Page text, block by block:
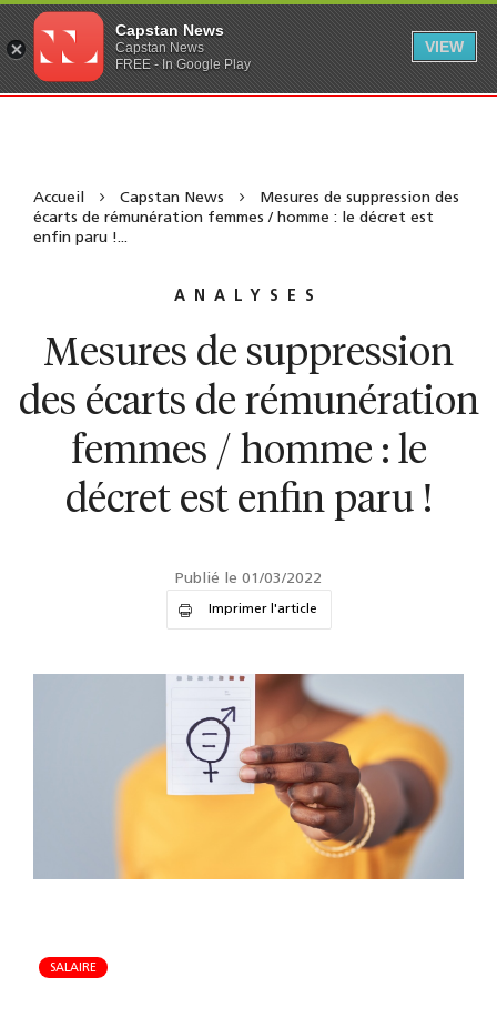
Accueil Capstan News
Mesures de suppression des
écarts de rémunération femmes / homme : le décret est
enfin paru !...
ANALYSES
Mesures de suppression
des écarts de rémunération
femmes / homme : le
décret est enfin paru !
Publié le 01/03/2022
Imprimer l'article
SALAIRE
Capstan News
Capstan News
FREE - In Google Play
VIEW